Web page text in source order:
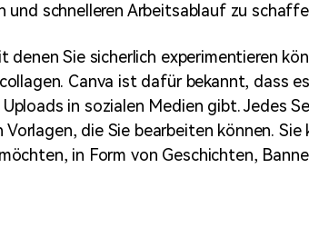
und schnelleren Arbeitsablauf zu
denen Sie sicherlich experimentieren
Canva ist dafür bekannt, dass
in sozialen Medien gibt. Jedes
die Sie bearbeiten können. Sie
in Form von Geschichten,